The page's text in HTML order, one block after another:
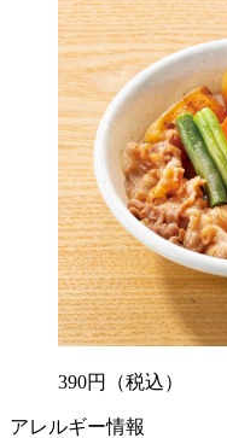
390円 （税込）
アレルギー情報